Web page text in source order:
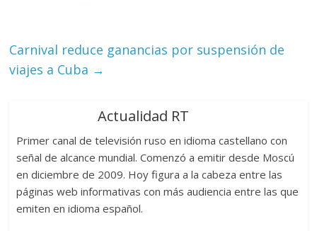
Carnival reduce ganancias por suspensión de
viajes a Cuba →
Actualidad RT
Primer canal de televisión ruso en idioma castellano con
señal de alcance mundial. Comenzó a emitir desde Moscú
en diciembre de 2009. Hoy figura a la cabeza entre las
páginas web informativas con más audiencia entre las que
emiten en idioma español.